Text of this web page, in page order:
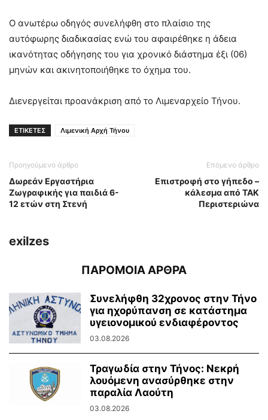
Ο ανωτέρω οδηγός συνελήφθη στο πλαίσιο της
αυτόφωρης διαδικασίας ενώ του αφαιρέθηκε η άδεια
ικανότητας οδήγησης του για χρονικό διάστημα έξι (06)
μηνών και ακινητοποιήθηκε το όχημα του.
Διενεργείται προανάκριση από το Λιμεναρχείο Τήνου.
ΕΤΙΚΕΤΕΣ Λιμενική Αρχή Τήνου
Προηγούμενο άρθρο
Δωρεάν Εργαστήρια
Ζωγραφικής για παιδιά 6-
12 ετών στη Στενή
Επόμενο άρθρο
Επιστροφή στο γήπεδο –
κάλεσμα από ΤΑΚ
Περιστεριώνα
exilzes
ΠΑΡΟΜΟΙΑ ΑΡΘΡΑ
Συνελήφθη 32χρονος στην Τήνο
για ηχορύπανση σε κατάστημα
υγειονομικού ενδιαφέροντος
03.08.2026
Τραγωδία στην Τήνος: Νεκρή
λουόμενη ανασύρθηκε στην
παραλία Λαούτη
03.08.2026